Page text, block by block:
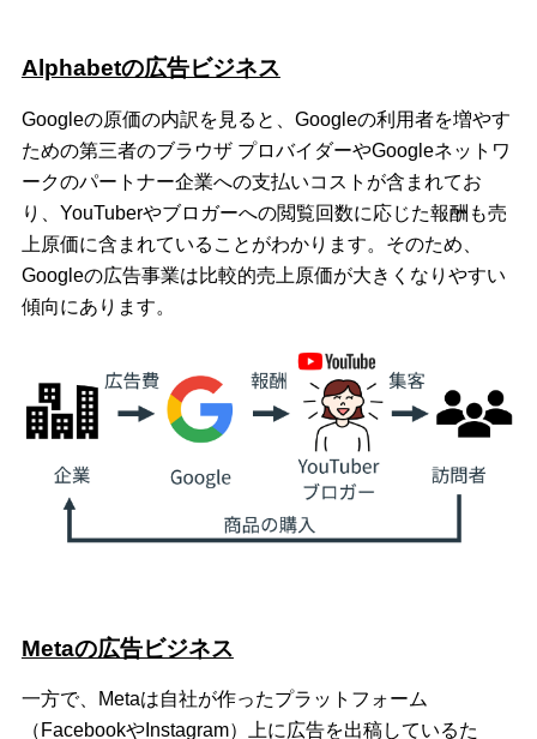
Alphabetの広告ビジネス
Googleの原価の内訳を見ると、Googleの利用者を増やす
ための第三者のブラウザ プロバイダーやGoogleネットワ
ークのパートナー企業への支払いコストが含まれてお
り、YouTuberやブロガーへの閲覧回数に応じた報酬も売
上原価に含まれていることがわかります。そのため、
Googleの広告事業は比較的売上原価が大きくなりやすい
傾向にあります。
Metaの広告ビジネス
一方で、Metaは自社が作ったプラットフォーム
（FacebookやInstagram）上に広告を出稿しているた